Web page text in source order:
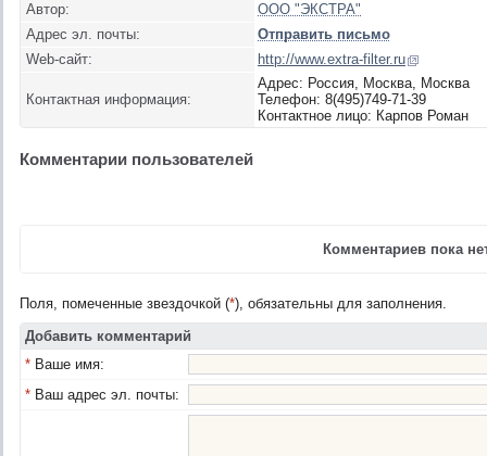
Автор:
ООО "ЭКСТРА"
Адрес эл. почты:
Отправить письмо
Web-сайт:
http://www.extra-filter.ru
Контактная информация:
Адрес: Россия, Москва, Москва
Телефон: 8(495)749-71-39
Контактное лицо: Карпов Роман
Комментарии пользователей
Комментариев пока
Поля, помеченные звездочкой (*), обязательны для заполнения.
Добавить комментарий
* Ваше имя:
* Ваш адрес эл. почты: